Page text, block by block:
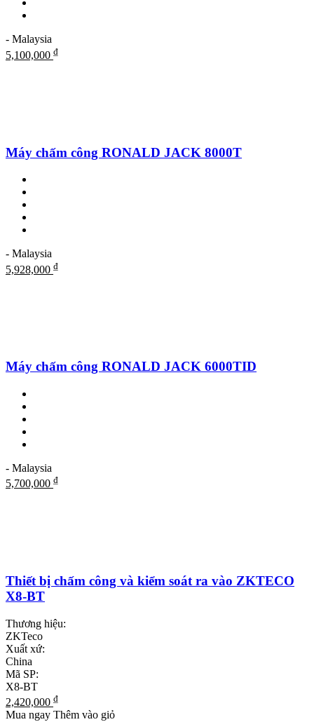
- Malaysia
5,100,000 ₫
Máy chấm công RONALD JACK 8000T
- Malaysia
5,928,000 ₫
Máy chấm công RONALD JACK 6000TID
- Malaysia
5,700,000 ₫
Thiết bị chấm công và kiểm soát ra vào ZKTECO
X8-BT
Thương hiệu:
ZKTeco
Xuất xứ:
China
Mã SP:
X8-BT
2,420,000 ₫
Mua ngay Thêm vào giỏ